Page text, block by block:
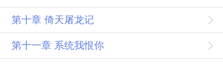
第十章 倚天屠龙记
第十一章 系统我恨你